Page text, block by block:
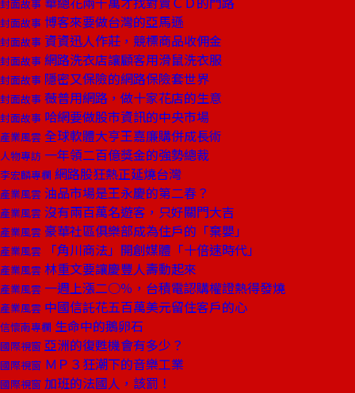
封面故事
封面故事 博客來要做台灣的亞馬遜
封面故事 資資迅人作莊，競標商品收佣金
封面故事 網路洗衣店讓顧客用滑鼠洗衣服
封面故事 隱密又保險的網路保險套世界
封面故事 薇普用網路，做十家花店的生意
封面故事 哈網要做股市資訊的中央市場
產業風雲 全球軟體大亨王嘉廉購併成長術
人物專訪 一年領二百億獎金的強勢總裁
李宏麟專欄 網路股狂熱正延燒台灣
產業風雲 油品市場是王永慶的第二春？
產業風雲 沒有兩百萬名遊客，只好關門大吉
產業風雲 豪華社區俱樂部成為住戶的「棄嬰」
產業風雲 「角川商法」開創媒體「十倍速時代」
產業風雲 林重文要讓慶豐人壽動起來
產業風雲 一週上漲二○％，台積電認購權證熱得發燒
產業風雲 中國信託花五百萬美元留住客戶的心
信懷南專欄 生命中的鵝卵石
國際視窗 亞洲的復甦機會有多少？
國際視窗 ＭＰ３狂潮下的音樂工業
國際視窗 加班的法國人，該罰！